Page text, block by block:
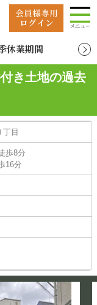
休業期間
8月12日（水）
年8月19日
き土地の過去
丁目
歩8分
16分